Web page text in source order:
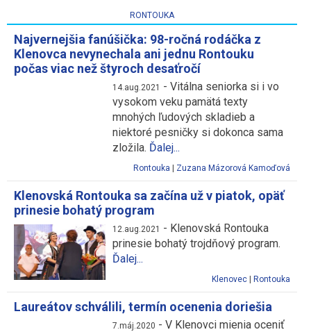
RONTOUKA
Najvernejšia fanúšička: 98-ročná rodáčka z
Klenovca nevynechala ani jednu Rontouku
počas viac než štyroch desaťročí
14.aug.2021 - Vitálna seniorka si i vo
vysokom veku pamätá texty
mnohých ľudových skladieb a
niektoré pesničky si dokonca sama
zložila. Ďalej...
Rontouka Zuzana Mázorová Kamoďová
Klenovská Rontouka sa začína už v piatok, opäť
prinesie bohatý program
12.aug.2021 - Klenovská Rontouka
prinesie bohatý trojdňový program.
Ďalej...
Klenovec Rontouka
Laureátov schválili, termín ocenenia doriešia
7.máj.2020 - V Klenovci mienia oceniť